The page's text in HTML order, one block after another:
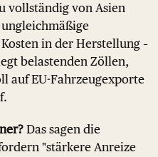
vollständig von Asien
in der Herstellung –
belastenden Zöllen,
auf EU-Fahrzeugexporte
Das sagen die
"stärkere Anreize